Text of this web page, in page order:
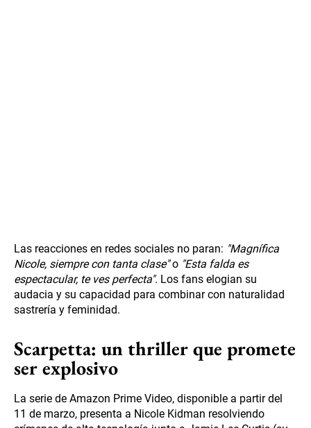
Las reacciones en redes sociales no paran: "Magnífica
Nicole, siempre con tanta clase"o "Esta falda es
espectacular, te ves perfecta". Los fans elogian su
audacia y su capacidad para combinar con naturalidad
sastrería y feminidad.
Scarpetta: un thriller que promete
ser explosivo
La serie de Amazon Prime Video, disponible a partir del
11 de marzo, presenta a Nicole Kidman resolviendo